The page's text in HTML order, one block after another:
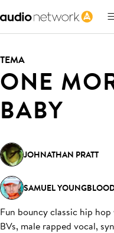
TEMA
ONE
BABY
JOHNATHAN PRATT
SAMUEL
Fun bouncy classic hip
BVs, male rapped vocal,